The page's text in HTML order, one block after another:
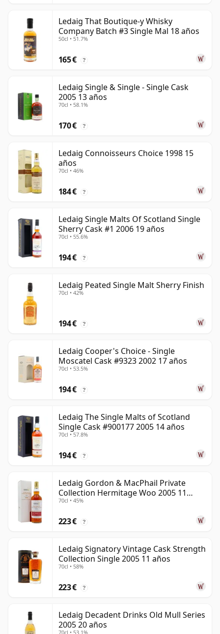
Ledaig That Boutique-y Whisky
Company Batch #3 Single Mal 18 años
50cl • 51.7%
165 € ?
Ledaig Single & Single - Single Cask
2005 13 años
70cl • 58.1%
170 € ?
Ledaig Connoisseurs Choice 1998 15
años
70cl • 46%
184 € ?
Ledaig Single Malts Of Scotland Single
Sherry Cask #1 2006 19 años
70cl • 55.6%
194 € ?
Ledaig Peated Single Malt Sherry Finish
70cl • 42%
194 € ?
Ledaig Cooper's Choice - Single
Moscatel Cask #9323 2002 17 años
70cl • 53.5%
194 € ?
Ledaig The Single Malts of Scotland
Single Cask #900177 2005 14 años
70cl • 57.8%
194 € ?
Ledaig Gordon & MacPhail Private
Collection Hermitage Woo 2005 11
años
70cl • 45%
223 € ?
Ledaig Signatory Vintage Cask Strength
Collection Single 2005 11 años
70cl • 58%
223 € ?
Ledaig Decadent Drinks Old Mull Series
2005 20 años
70cl • 53.1%